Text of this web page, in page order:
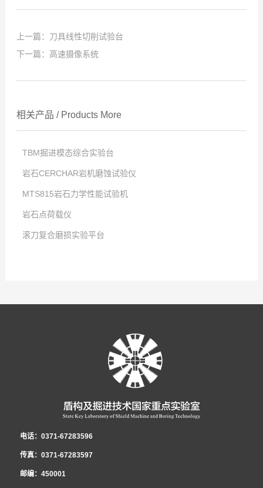
上一篇： 刀具线性切削试验台
下一篇： 高速摄像系统
相关产品 / Products More
TBM掘进模态综合实验台
点击次数:
2025 -12 -23
岩石CERCHAR岩机磨蚀试验仪
点击次数:
2025 -12 -23
MTS815岩石力学性能试验机
点击次数:
2019 -07 -24
岩石点荷载仪
点击次数:
滚刀复合磨损实验平台
电话：0371-67283596
传真：0371-67283597
邮编：450001